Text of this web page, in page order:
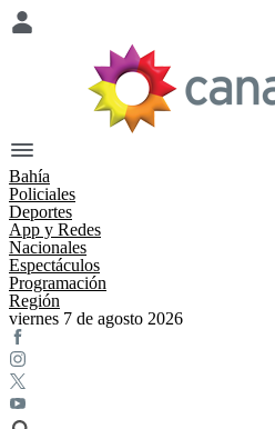
Bahía
Policiales
Deportes
App y Redes
Nacionales
Espectáculos
Programación
Región
viernes 7 de agosto 2026